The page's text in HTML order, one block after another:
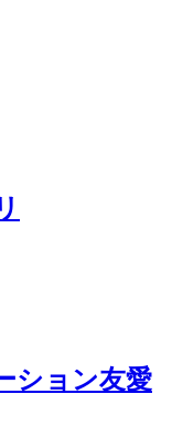
ション友愛